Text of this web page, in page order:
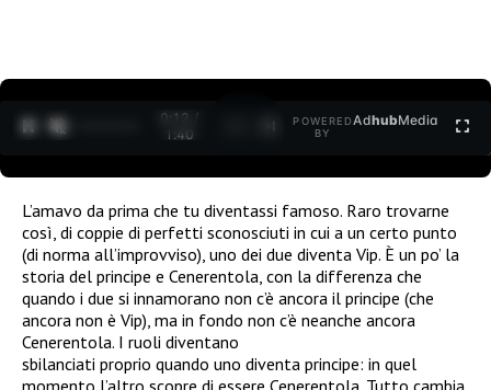
0:12 /
1:40
POWERED
BY
AdhubMedia
L’amavo da prima che tu diventassi famoso. Raro trovarne
così, di coppie di perfetti sconosciuti in cui a un certo punto
(di norma all’improvviso), uno dei due diventa Vip. È un po’ la
storia del principe e Cenerentola, con la differenza che
quando i due si innamorano non c’è ancora il principe (che
ancora non è Vip), ma in fondo non c’è neanche ancora
Cenerentola. I ruoli diventano
sbilanciati proprio quando uno diventa principe: in quel
momento l’altro scopre di essere Cenerentola. Tutto cambia,